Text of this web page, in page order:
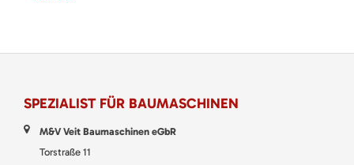
SPEZIALIST FÜR BAUMASCHINEN
M&V Veit Baumaschinen eGbR
Torstraße 11